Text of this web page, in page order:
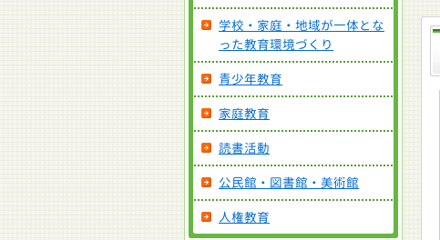
学校・家庭・地域が一体とな
った教育環境づくり
青少年教育
家庭教育
読書活動
公民館・図書館・美術館
人権教育